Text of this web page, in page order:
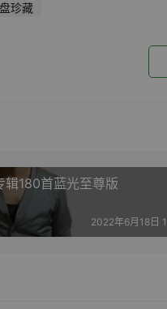
珍藏
180首蓝光至尊版
2022年6月18日